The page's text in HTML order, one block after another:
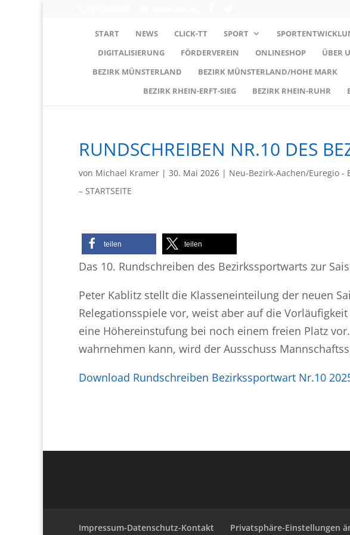
START NEWS CLICK-TT SPORT
DIGITALISIERUNG
FÖRDERVEREIN ONLINESHOP ÜBER
BEZIRK MÜNSTERLAND
BEZIRK MÜNSTERLAND/HOHE MARK
BEZIRK RHEIN-ERFT-SIEG
BEZIRK RHEIN-RUHR
RUNDSCHREIBEN NR.10 DES
von Michael Kramer | 30. Mai 2026 | Neu-Bezirk-Aachen/Euregio -
– STARTSEITE
teilen teilen
Das 10. Rundschreiben des Bezirkssportwarts zur
Peter Kablitz stellt die Klasseneinteilung der neuen
Relegationsspiele vor, weist aber auf die
eine Höhereinstufung bei noch einem freien Platz
wahrnehmen kann, wird der Ausschuss
Download Rundschreiben Bezirkssportwart Nr.10
Impressum-Datenschutz-Kontakt Privatsphäre-Einstellungen